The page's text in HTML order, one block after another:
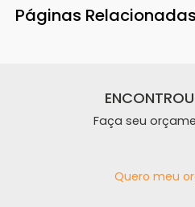
Páginas
Faça seu
Quero meu